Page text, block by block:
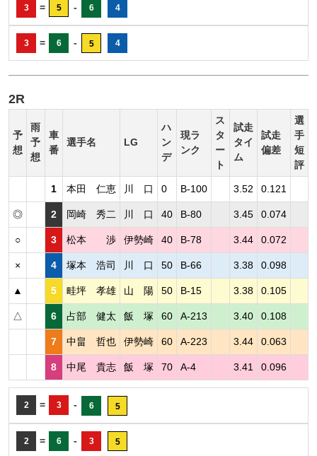
3 = 5 - 6 4
3 = 6 - 5 4
2R
予
想
雨
予
想
車
番
選手名 LG
ハ
ン
デ
現ラ
ンク
ス
タ
ー
ト
試走
タイ
ム
試走
偏差
選
手
短
評
1 本田 仁恵 川 口 0 B-100 3.52 0.121
◎ 2 岡崎 秀二 川 口 40 B-80 3.45 0.074
○ 3 松本 渉 伊勢崎 40 B-78 3.44 0.072
× 4 塚本 浩司 川 口 50 B-66 3.38 0.098
▲ 5 畦坪 孝雄 山 陽 50 B-15 3.38 0.105
△ 6 占部 健太 飯 塚 60 A-213 3.40 0.108
7 中畠 哲也 伊勢崎 60 A-223 3.44 0.063
8 中尾 貴志 飯 塚 70 A-4 3.41 0.096
2 = 3 - 6 5
2 = 6 - 3 5